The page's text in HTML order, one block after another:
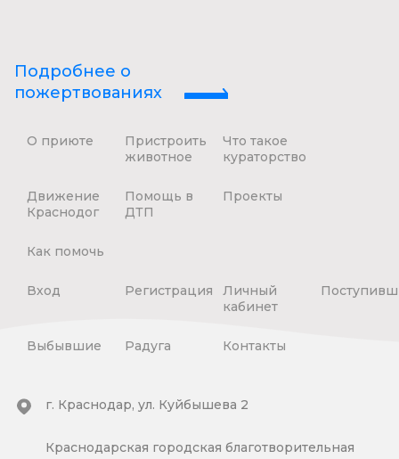
Подробнее о
пожертвованиях
О приюте
Пристроить
животное
Что такое
кураторство
Движение
Краснодог
Помощь в
ДТП
Проекты
Как помочь
Вход Регистрация
Личный
кабинет
Выбывшие Радуга Контакты
г. Краснодар, ул. Куйбышева 2
Краснодарская городская благотворительная